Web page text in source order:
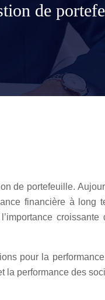
de
de portefeuille.
financière à long
pour la
la performance des